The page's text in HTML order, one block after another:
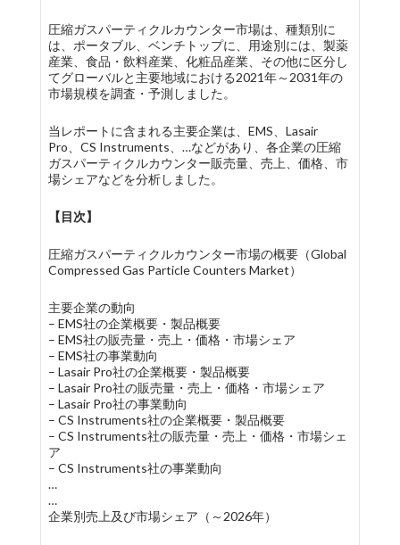
圧縮ガスパーティクルカウンター市場は、種類別に
は、ポータブル、ベンチトップに、用途別には、製薬
産業、食品・飲料産業、化粧品産業、その他に区分し
てグローバルと主要地域における2021年～2031年の
市場規模を調査・予測しました。
当レポートに含まれる主要企業は、EMS、Lasair
Pro、CS Instruments、…などがあり、各企業の圧縮
ガスパーティクルカウンター販売量、売上、価格、市
場シェアなどを分析しました。
【目次】
圧縮ガスパーティクルカウンター市場の概要（Global
Compressed Gas Particle Counters Market）
主要企業の動向
– EMS社の企業概要・製品概要
– EMS社の販売量・売上・価格・市場シェア
– EMS社の事業動向
– Lasair Pro社の企業概要・製品概要
– Lasair Pro社の販売量・売上・価格・市場シェア
– Lasair Pro社の事業動向
– CS Instruments社の企業概要・製品概要
– CS Instruments社の販売量・売上・価格・市場シェ
ア
– CS Instruments社の事業動向
…
…
企業別売上及び市場シェア（～2026年）